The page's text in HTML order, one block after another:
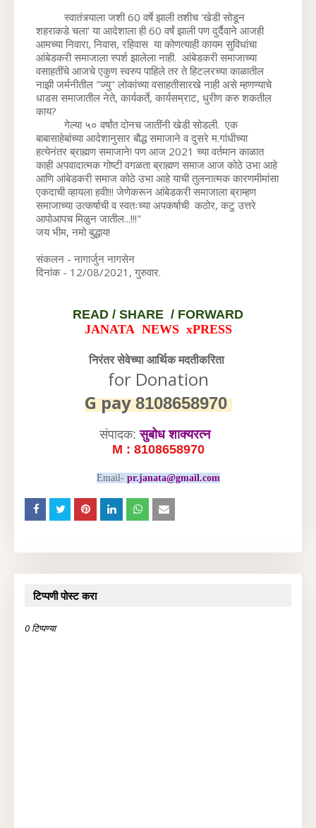
शहराकडे चला' या आदेशाला ही 60 वर्षं झाली पण दुर्दैवाने आजही
आमच्या निवारा, निवास, रहिवास  या कोणत्याही कायम सुविधांचा
आंबेडकरी समाजाला स्पर्श झालेला नाही.  आंबेडकरी समाजाच्या
वसाहतींचे आजचे एकुण स्वरुप पाहिले तर ते हिटलरच्या काळातील
नाझी जर्मनीतील "ज्यु" लोकांच्या वसाहतीसारखे नाही असे म्हणण्याचे
धाडस समाजातील नेते, कार्यकर्ते, कार्यसम्राट, धुरीण करु शकतील
काय?
बाबासाहेबांच्या आदेशानुसार बौद्ध समाजाने व दुसरे म.गांधीच्या
हत्येनंतर ब्राह्मण समाजाने! पण आज 2021 च्या वर्तमान काळात
काही अपवादात्मक गोष्टी वगळता ब्राह्मण समाज आज कोठे उभा आहे
आणि आंबेडकरी समाज कोठे उभा आहे याची तुलनात्मक कारणमीमांसा
एकदाची व्हायला हवी!!! जेणेकरून आंबेडकरी समाजाला ब्राम्हण
समाजाच्या उत्कर्षाची व स्वतःच्या अपकर्षाची  कठोर, कटु उत्तरे
आपोआपच मिळुन जातील...!!!"
जय भीम, नमो बुद्धाय!
संकलन - नागार्जुन नागसेन
दिनांक - 12/08/2021, गुरुवार.
READ / SHARE / FORWARD
JANATA NEWS xPRESS
निरंतर सेवेच्या आर्थिक मदतीकरिता
for Donation
G pay8108658970
संपादक:सुबोध शाक्यरत्न
M : 8108658970
Email- pr.janata@gmail.com
टिप्पणी पोस्ट करा
0 टिप्पण्या